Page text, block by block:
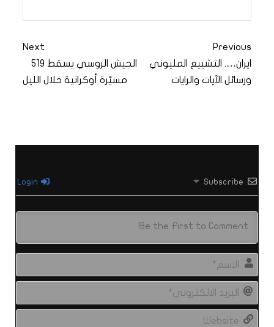
Previous
ايران…. التشييع المليوني
ورسائل الآيات والرايات
Next
الجيش الروسي يسقط 519
مسيّرة أوكرانية خلال الليل
Subscribe